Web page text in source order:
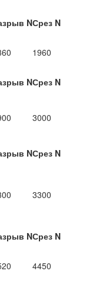
NСрез N
1960
NСрез N
3000
NСрез N
3300
NСрез N
4450